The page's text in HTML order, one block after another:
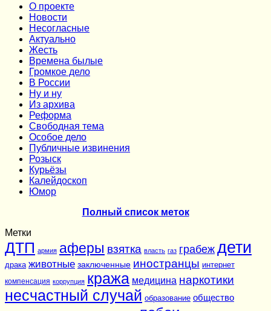
О проекте
Новости
Несогласные
Актуально
Жесть
Времена былые
Громкое дело
В России
Ну и ну
Из архива
Реформа
Cвободная тема
Особое дело
Публичные извинения
Розыск
Курьёзы
Калейдоскоп
Юмор
Полный список меток
Метки
ДТП армия аферы взятка власть газ грабеж дети
драка животные заключенные иностранцы интернет
компенсация коррупция кража медицина наркотики
несчастный случай образование общество